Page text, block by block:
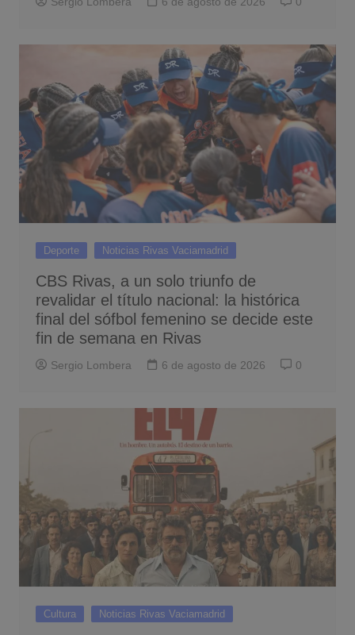
Deporte Noticias Rivas Vaciamadrid
CBS Rivas, a un solo triunfo de
revalidar el título nacional: la histórica
final del sófbol femenino se decide este
fin de semana en Rivas
Sergio Lombera 6 de agosto de 2026 0
Cultura Noticias Rivas Vaciamadrid